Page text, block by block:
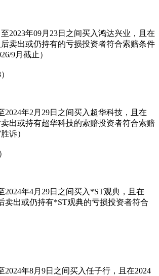
2023年09月23日之间买入鸿达兴业，且在
后卖出或仍持有的亏损投资者符合索赔条件
9月截止）
2024年2月29日之间买入超华科技，且在
卖出或持有超华科技的索赔投资者符合索赔
诉）
2024年4月29日之间买入*ST观典，且在
卖出或仍持有*ST观典的亏损投资者符合
2024年8月9日之间买入任子行，且在2024